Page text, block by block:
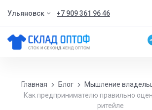
Ульяновск +7 909 361 96 46
Главная Блог
Мышление
Как предпринимателю правильно
ритейле